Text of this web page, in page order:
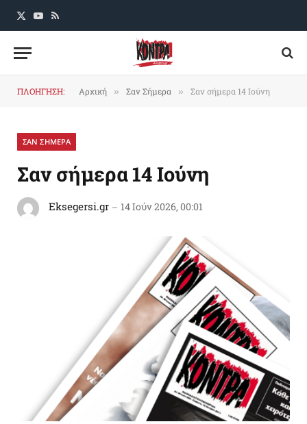
X
YouTube
RSS
ΠΛΟΗΓΗΣΗ: Αρχική » Σαν Σήμερα » Σαν σήμερα 14 Ιούνη
ΣΑΝ ΣΗΜΕΡΑ
Σαν σήμερα 14 Ιούνη
Eksegersi.gr 14 Ιούν 2026, 00:01